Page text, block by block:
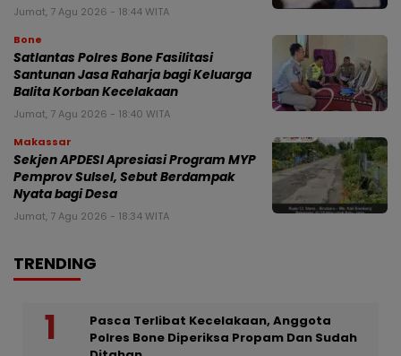
Jumat, 7 Agu 2026 - 18:44 WITA
Bone
Satlantas Polres Bone Fasilitasi
Santunan Jasa Raharja bagi Keluarga
Balita Korban Kecelakaan
Jumat, 7 Agu 2026 - 18:40 WITA
Makassar
Sekjen APDESI Apresiasi Program MYP
Pemprov Sulsel, Sebut Berdampak
Nyata bagi Desa
Jumat, 7 Agu 2026 - 18:34 WITA
TRENDING
Pasca Terlibat Kecelakaan, Anggota
Polres Bone Diperiksa Propam Dan Sudah